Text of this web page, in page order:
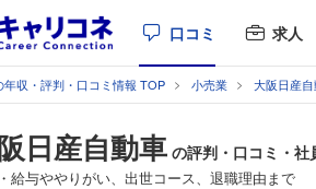
口コミ 求人
年収・評判・口コミ情報 TOP 小売業 大阪日産
日産自動車 の評判・口コミ・社
給与ややりがい、出世コース、退職理由まで